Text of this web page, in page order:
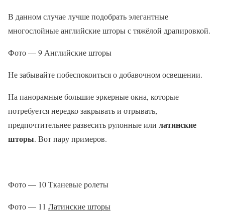
В данном случае лучше подобрать элегантные
многослойные английские шторы с тяжёлой драпировкой.
Фото — 9 Английские шторы
Не забывайте побеспокоиться о добавочном освещении.
На панорамные большие эркерные окна, которые
потребуется нередко закрывать и отрывать,
предпочтительнее развесить рулонные или латинские
шторы. Вот пару примеров.
Фото — 10 Тканевые ролеты
Фото — 11 Латинские шторы